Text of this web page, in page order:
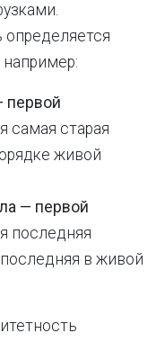
определяется
первой
самая старая
живой
— первой
последняя
последняя в живой